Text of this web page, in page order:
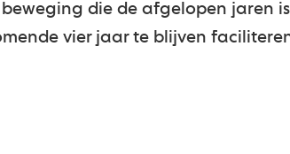
die de afgelopen jaren
vier jaar te blijven